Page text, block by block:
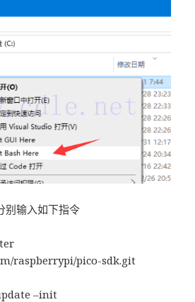
别输入如下指令
raspberrypi/pico-sdk.git
–init